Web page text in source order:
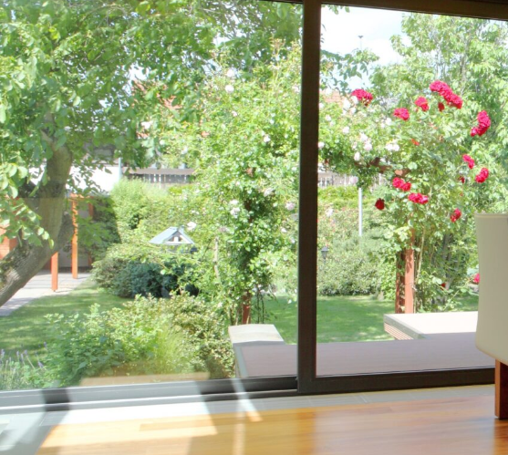
eigenen
Jägerhaus.
Der Wintergartenin Bernried
Wohnen undmaximale
genießen; ideal für dasWohnen
✅ Unverbindlich & Kostenfrei
✅Individuelle Planungdurch
Spezialisten
✅ Mehr Raum und Licht im eigenen
✅ Inkl. WintergartenKlima- und